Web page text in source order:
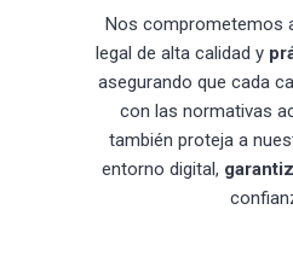
Nos comprometemos
legal de alta calidad y
asegurando que cada
con las normativas
también proteja a
entorno digital,